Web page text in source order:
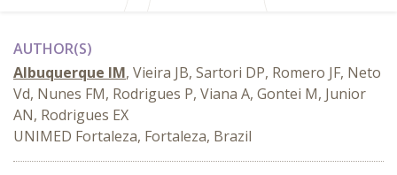
AUTHOR(S)
Albuquerque IM, Vieira JB, Sartori DP, Romero JF, Neto
Vd, Nunes FM, Rodrigues P, Viana A, Gontei M, Junior
AN, Rodrigues EX
UNIMED Fortaleza, Fortaleza, Brazil